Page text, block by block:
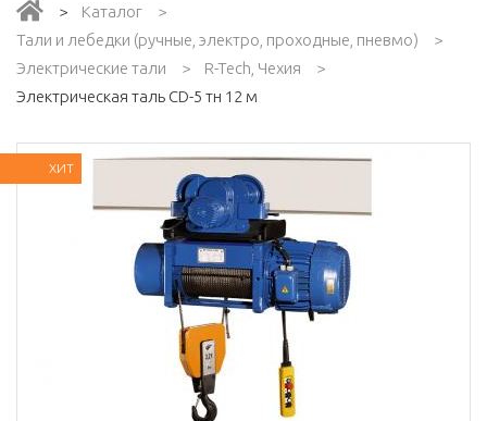
Каталог
Тали и лебедки (ручные, электро, проходные, пневмо)
Электрические тали
R-Tech, Чехия
Электрическая таль CD-5 тн 12 м
ХИТ